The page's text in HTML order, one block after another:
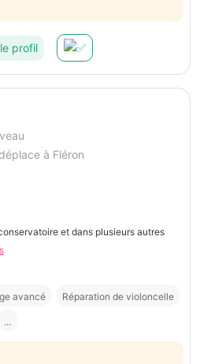
profil
à Fléron
et dans plusieurs autres
avancé Réparation de violoncelle
...